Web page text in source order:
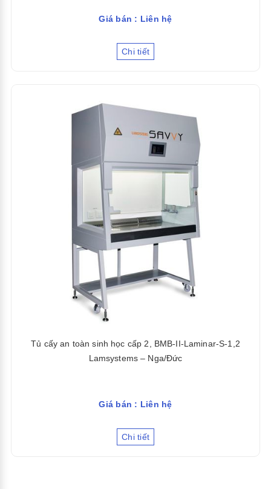
Giá bán : Liên hệ
Chi tiết
Tủ cấy an toàn sinh học cấp 2, BMB-II-Laminar-S-1,2
Lamsystems – Nga/Đức
Giá bán : Liên hệ
Chi tiết